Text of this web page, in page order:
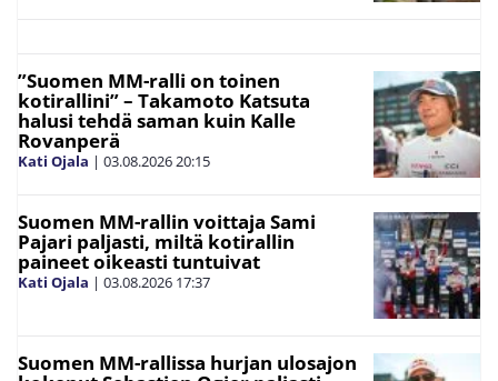
”Suomen MM-ralli on toinen
kotirallini” – Takamoto Katsuta
halusi tehdä saman kuin Kalle
Rovanperä
Kati Ojala | 03.08.202620:15
Suomen MM-rallin voittaja Sami
Pajari paljasti, miltä kotirallin
paineet oikeasti tuntuivat
Kati Ojala | 03.08.2026 17:37
Suomen MM-rallissa hurjan ulosajon